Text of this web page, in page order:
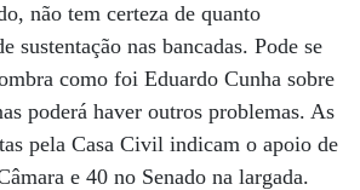
não tem certeza de quanto
sustentação nas bancadas. Pode se
como foi Eduardo Cunha sobre
poderá haver outros problemas. As
pela Casa Civil indicam o apoio de
e 40 no Senado na largada.